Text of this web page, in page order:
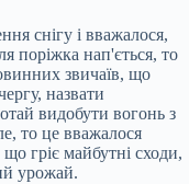
снігу і вважалося,
поріжка нап'ється, то
звичаїв, що
назвати
видобути вогонь з
то це вважалося
гріє майбутні сходи,
урожай.